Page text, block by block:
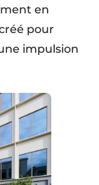
en
pour
impulsion